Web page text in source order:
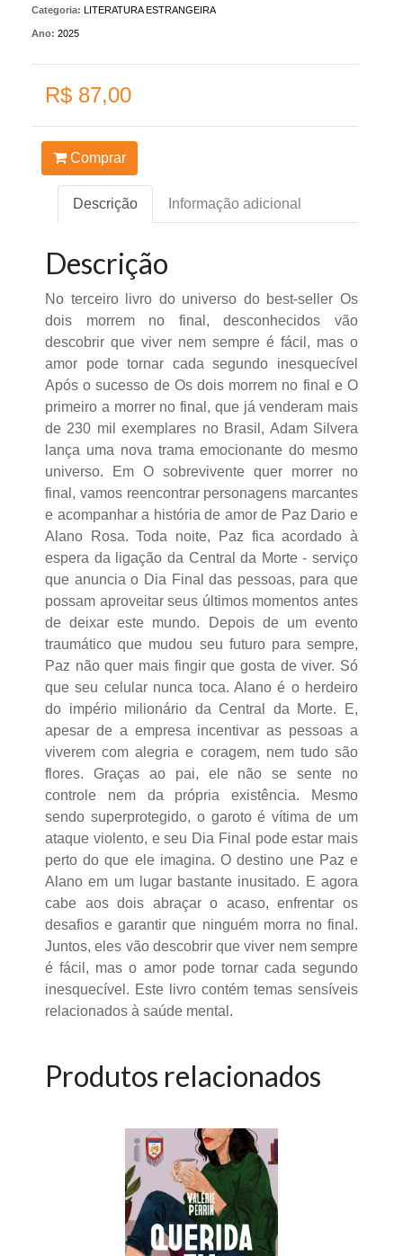
Categoria: LITERATURA ESTRANGEIRA
Ano: 2025
R$ 87,00
Comprar
Descrição Informação adicional
Descrição
No terceiro livro do universo do best-seller Os
dois morrem no final, desconhecidos vão
descobrir que viver nem sempre é fácil, mas o
amor pode tornar cada segundo inesquecível
Após o sucesso de Os dois morrem no final e O
primeiro a morrer no final, que já venderam mais
de 230 mil exemplares no Brasil, Adam Silvera
lança uma nova trama emocionante do mesmo
universo. Em O sobrevivente quer morrer no
final, vamos reencontrar personagens marcantes
e acompanhar a história de amor de Paz Dario e
Alano Rosa. Toda noite, Paz fica acordado à
espera da ligação da Central da Morte - serviço
que anuncia o Dia Final das pessoas, para que
possam aproveitar seus últimos momentos antes
de deixar este mundo. Depois de um evento
traumático que mudou seu futuro para sempre,
Paz não quer mais fingir que gosta de viver. Só
que seu celular nunca toca. Alano é o herdeiro
do império milionário da Central da Morte. E,
apesar de a empresa incentivar as pessoas a
viverem com alegria e coragem, nem tudo são
flores. Graças ao pai, ele não se sente no
controle nem da própria existência. Mesmo
sendo superprotegido, o garoto é vítima de um
ataque violento, e seu Dia Final pode estar mais
perto do que ele imagina. O destino une Paz e
Alano em um lugar bastante inusitado. E agora
cabe aos dois abraçar o acaso, enfrentar os
desafios e garantir que ninguém morra no final.
Juntos, eles vão descobrir que viver nem sempre
é fácil, mas o amor pode tornar cada segundo
inesquecível. Este livro contém temas sensíveis
relacionados à saúde mental.
Produtos relacionados